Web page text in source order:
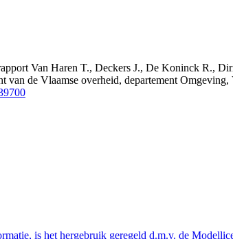
Van Haren T., Deckers J., De Koninck R.,
de Vlaamse overheid, departement
is het hergebruik geregeld d.m.v. de